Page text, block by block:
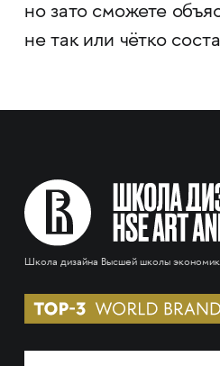
но зато сможете
не так или чётко
Школа дизайна Высшей школы